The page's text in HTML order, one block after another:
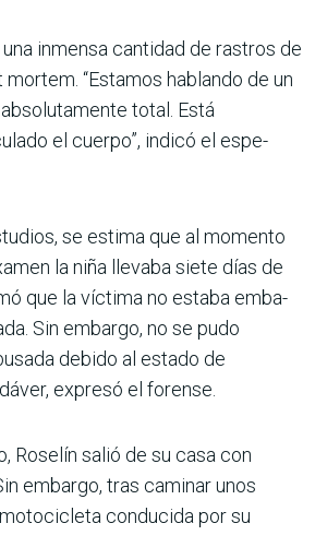
inmensa cantidad de ras­tros de
“Estamos hablando de un
total. Está
el cuerpo”, indicó el espe­
se estima que al momento
la niña llevaba siete días de
que la víctima no estaba emba­
Sin embargo, no se pudo
debido al estado de
expresó el forense.
Roselín salió de su casa con
embargo, tras caminar unos
conducida por su